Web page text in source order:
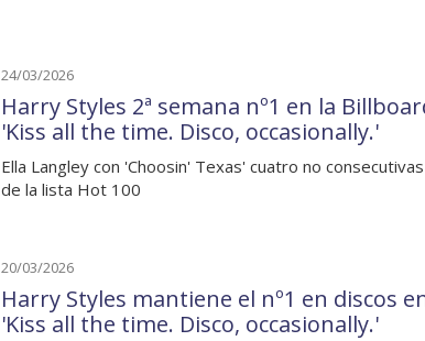
24/03/2026
Harry Styles 2ª semana nº1 en la
'Kiss all the time. Disco, occasionally.'
Ella Langley con 'Choosin' Texas' cuatro no
de la lista Hot 100
20/03/2026
Harry Styles mantiene el nº1 en discos
'Kiss all the time. Disco, occasionally.'